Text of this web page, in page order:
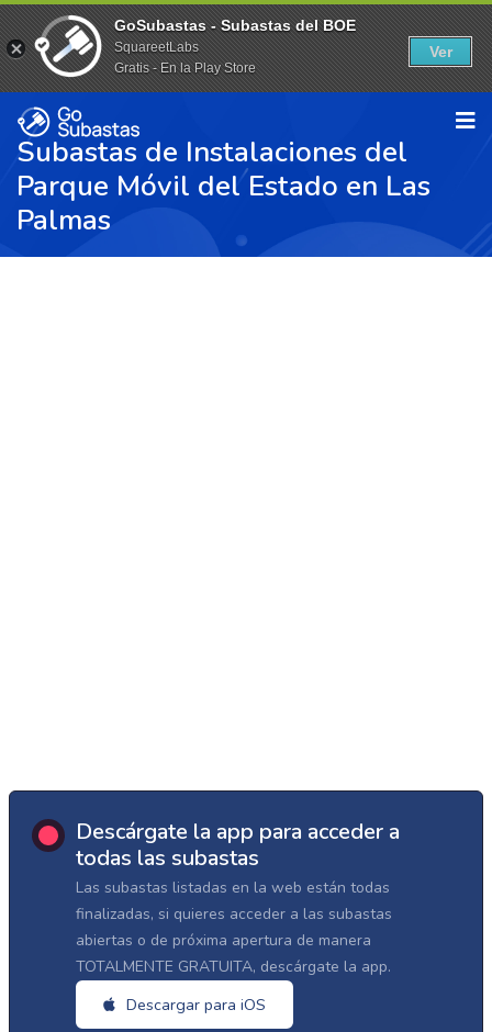
Subastas de Instalaciones del
Parque Móvil del Estado en Las
Palmas
Descárgate la app para acceder a
todas las subastas
Las subastas listadas en la web están todas
finalizadas, si quieres acceder a las subastas
abiertas o de próxima apertura de manera
TOTALMENTE GRATUITA, descárgate la app.
Descargar para iOS
GoSubastas - Subastas del BOE
SquareetLabs
Gratis - En la Play Store
Ver